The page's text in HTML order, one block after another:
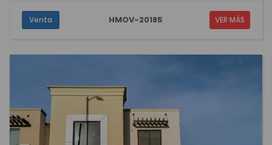
Venta HMOV-20185 VER MÁS